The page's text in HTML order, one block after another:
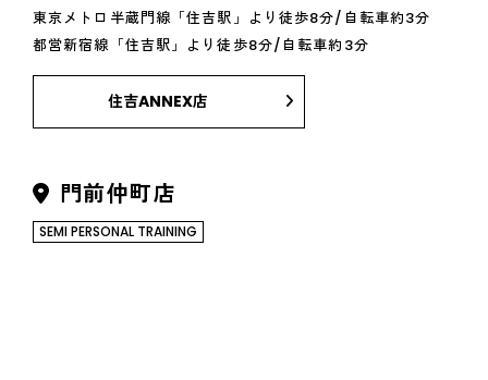
東京メトロ半蔵門線「住吉駅」より徒歩8分/自転車約3分
都営新宿線「住吉駅」より徒歩8分/自転車約3分
住吉ANNEX店
門前仲町店
SEMI PERSONAL TRAINING